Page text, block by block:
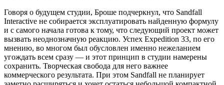
Говоря о будущем студии, Броше подчеркнул, что Sandfall
Interactive не собирается эксплуатировать найденную формулу
и с самого начала готова к тому, что следующий проект может
вызвать неоднозначную реакцию. Успех Expedition 33, по его
мнению, во многом был обусловлен именно нежеланием
угождать всем сразу — и этот принцип в студии намерены
сохранить. Творческая свобода для него важнее
коммерческого результата. При этом Sandfall не планирует